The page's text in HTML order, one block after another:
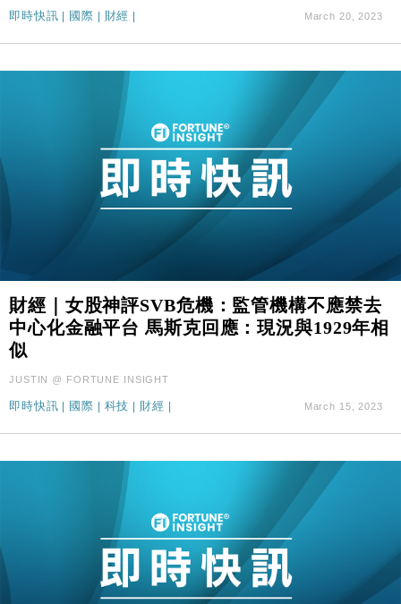
即時快訊 國際 財經 March 20, 2023
財經｜女股神評SVB危機：監管機構不應禁去
中心化金融平台 馬斯克回應：現況與1929年相
似
JUSTIN @ FORTUNE INSIGHT
即時快訊 | 國際 | 科技 | 財經 | March 15, 2023